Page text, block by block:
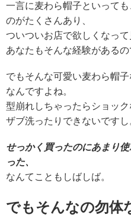
一言に麦わら帽子といって
のがたくさんあり、
ついついお店で欲しくなって
あなたもそんな経験があるの
でもそんな可愛い麦わら帽子
なんですよね。
型崩れしちゃったらショッ
ザブ洗ったりできないですし
せっかく買ったのにあまり
った、
なんてこともしばしば。
でもそんなの勿体